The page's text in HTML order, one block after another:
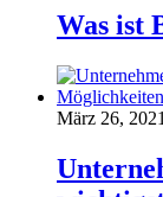
Was ist
März 26, 2021